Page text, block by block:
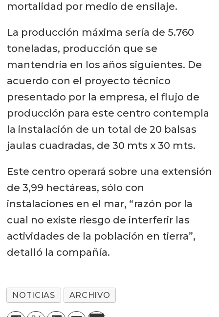
mortalidad por medio de ensilaje.
La producción máxima sería de 5.760
toneladas, producción que se
mantendría en los años siguientes. De
acuerdo con el proyecto técnico
presentado por la empresa, el flujo de
producción para este centro contempla
la instalación de un total de 20 balsas
jaulas cuadradas, de 30 mts x 30 mts.
Este centro operará sobre una extensión
de 3,99 hectáreas, sólo con
instalaciones en el mar, “razón por la
cual no existe riesgo de interferir las
actividades de la población en tierra”,
detalló la compañía.
NOTICIAS ARCHIVO